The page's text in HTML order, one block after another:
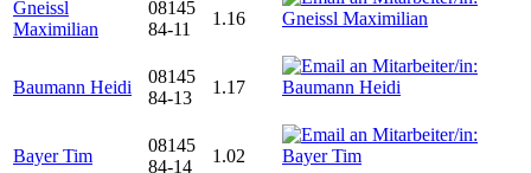
Gneissl
Maximilian
08145
84-11
1.16
Baumann Heidi
08145
84-13
1.17
Bayer Tim
08145
84-14
1.02